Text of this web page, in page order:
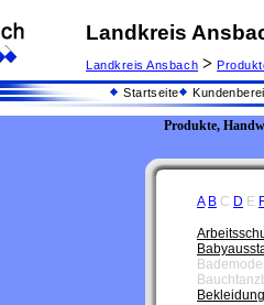
Landkreis
Landkreis Ansbach >
Startseite
Produkte,
A B C D E